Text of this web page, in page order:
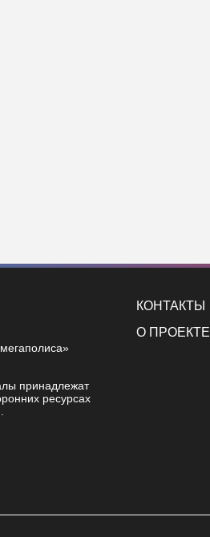
принадлежат
ресурсах
КОНТАКТЫ
О ПРОЕКТЕ